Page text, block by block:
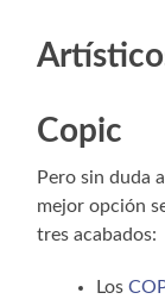
Copic
Pero sin duda
mejor opción
tres acabados:
Los